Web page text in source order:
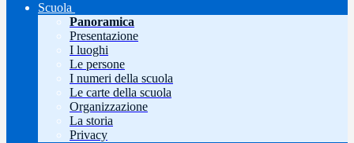
Scuola
Panoramica
Presentazione
I luoghi
Le persone
I numeri della scuola
Le carte della scuola
Organizzazione
La storia
Privacy